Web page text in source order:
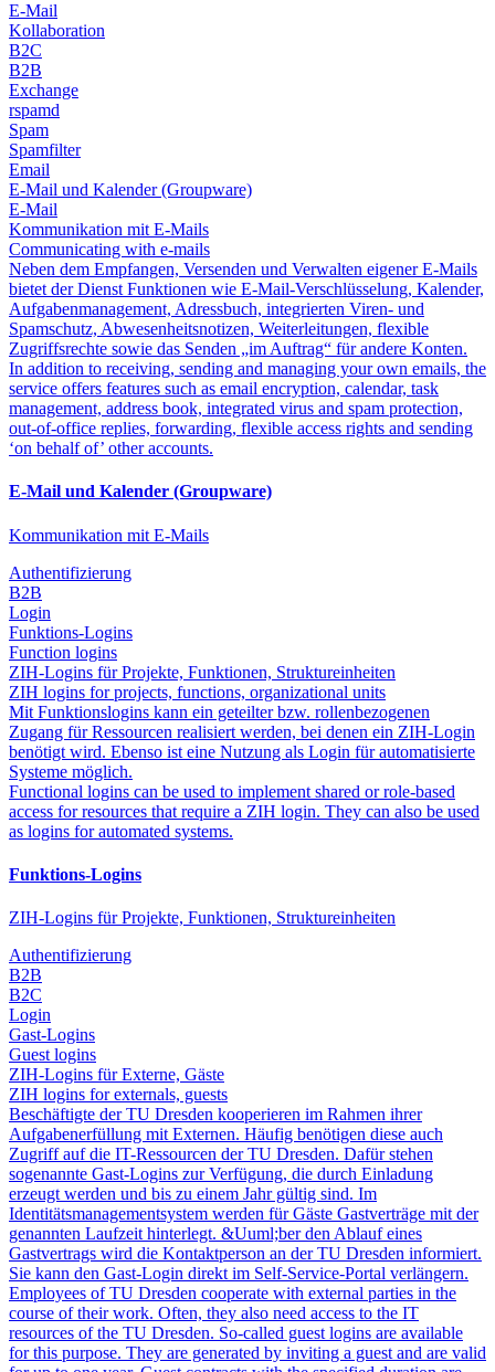
E-Mail
Kollaboration
B2C
B2B
Exchange
rspamd
Spam
Spamfilter
Email
E-Mail und Kalender (Groupware)
E-Mail
Kommunikation mit E-Mails
Communicating with e-mails
Neben dem Empfangen, Versenden und Verwalten eigener E-Mails
bietet der Dienst Funktionen wie E-Mail-Verschlüsselung, Kalender,
Aufgabenmanagement, Adressbuch, integrierten Viren- und
Spamschutz, Abwesenheitsnotizen, Weiterleitungen, flexible
Zugriffsrechte sowie das Senden „im Auftrag“ für andere Konten.
In addition to receiving, sending and managing your own emails, the
service offers features such as email encryption, calendar, task
management, address book, integrated virus and spam protection,
out-of-office replies, forwarding, flexible access rights and sending
‘on behalf of’ other accounts.
E-Mail und Kalender (Groupware)
Kommunikation mit E-Mails
Authentifizierung
B2B
Login
Funktions-Logins
Function logins
ZIH-Logins für Projekte, Funktionen, Struktureinheiten
ZIH logins for projects, functions, organizational units
Mit Funktionslogins kann ein geteilter bzw. rollenbezogenen
Zugang für Ressourcen realisiert werden, bei denen ein ZIH-Login
benötigt wird. Ebenso ist eine Nutzung als Login für automatisierte
Systeme möglich.
Functional logins can be used to implement shared or role-based
access for resources that require a ZIH login. They can also be used
as logins for automated systems.
Funktions-Logins
ZIH-Logins für Projekte, Funktionen, Struktureinheiten
Authentifizierung
B2B
B2C
Login
Gast-Logins
Guest logins
ZIH-Logins für Externe, Gäste
ZIH logins for externals, guests
Beschäftigte der TU Dresden kooperieren im Rahmen ihrer
Aufgabenerfüllung mit Externen. Häufig benötigen diese auch
Zugriff auf die IT-Ressourcen der TU Dresden. Dafür stehen
sogenannte Gast-Logins zur Verfügung, die durch Einladung
erzeugt werden und bis zu einem Jahr gültig sind. Im
Identitätsmanagementsystem werden für Gäste Gastverträge mit der
genannten Laufzeit hinterlegt. &Uuml;ber den Ablauf eines
Gastvertrags wird die Kontaktperson an der TU Dresden informiert.
Sie kann den Gast-Login direkt im Self-Service-Portal verlängern.
Employees of TU Dresden cooperate with external parties in the
course of their work. Often, they also need access to the IT
resources of the TU Dresden. So-called guest logins are available
for this purpose. They are generated by inviting a guest and are valid